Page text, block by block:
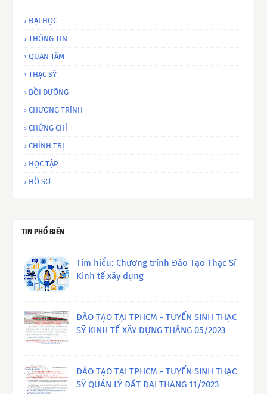
ĐẠI HỌC
THÔNG TIN
QUAN TÂM
THẠC SỸ
BỒI DƯỠNG
CHƯƠNG TRÌNH
CHỨNG CHỈ
CHÍNH TRỊ
HỌC TẬP
HỒ SƠ
TIN PHỔ BIẾN
Tìm hiểu: Chương trình Đào Tạo Thạc Sĩ
Kinh tế xây dựng
ĐÀO TẠO TẠI TPHCM - TUYỂN SINH THẠC
SỸ KINH TẾ XÂY DỰNG THÁNG 05/2023
ĐÀO TẠO TẠI TPHCM - TUYỂN SINH THẠC
SỸ QUẢN LÝ ĐẤT ĐAI THÁNG 11/2023